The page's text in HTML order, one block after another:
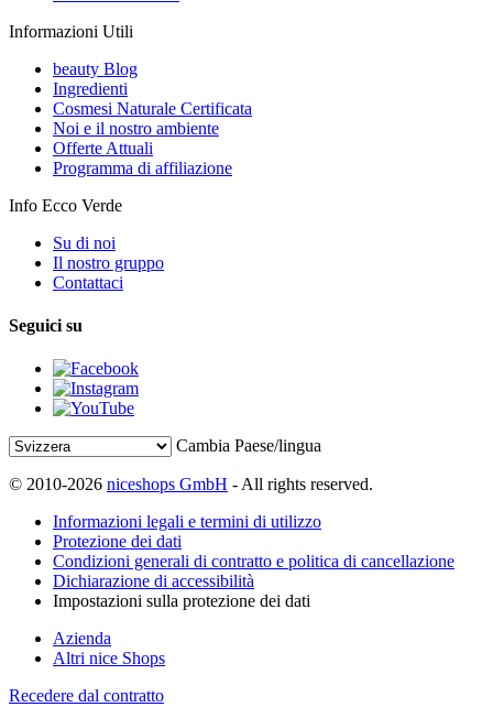
Informazioni Utili
beauty Blog
Ingredienti
Cosmesi Naturale Certificata
Noi e il nostro ambiente
Offerte Attuali
Programma di affiliazione
Info Ecco Verde
Su di noi
Il nostro gruppo
Contattaci
Seguici su
Cambia Paese/lingua
© 2010-2026 niceshops GmbH - All rights reserved.
Informazioni legali e termini di utilizzo
Protezione dei dati
Condizioni generali di contratto e politica di cancellazione
Dichiarazione di accessibilità
Impostazioni sulla protezione dei dati
Azienda
Altri nice Shops
Recedere dal contratto